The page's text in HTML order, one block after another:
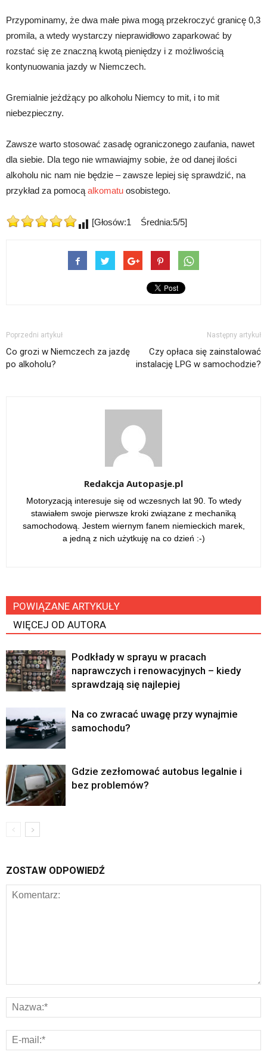
Przypominamy, że dwa małe piwa mogą przekroczyć granicę 0,3
promila, a wtedy wystarczy nieprawidłowo zaparkować by
rozstać się ze znaczną kwotą pieniędzy i z możliwością
kontynuowania jazdy w Niemczech.
Gremialnie jeżdżący po alkoholu Niemcy to mit, i to mit
niebezpieczny.
Zawsze warto stosować zasadę ograniczonego zaufania, nawet
dla siebie. Dla tego nie wmawiajmy sobie, że od danej ilości
alkoholu nic nam nie będzie – zawsze lepiej się sprawdzić, na
przykład za pomocą alkomatu osobistego.
[Głosów:1 Średnia:5/5]
Poprzedni artykuł
Co grozi w Niemczech za jazdę
po alkoholu?
Następny artykuł
Czy opłaca się zainstalować
instalację LPG w samochodzie?
Redakcja Autopasje.pl
Motoryzacją interesuje się od wczesnych lat 90. To wtedy
stawiałem swoje pierwsze kroki związane z mechaniką
samochodową. Jestem wiernym fanem niemieckich marek,
a jedną z nich użytkuję na co dzień :-)
POWIĄZANE ARTYKUŁY
WIĘCEJ OD AUTORA
Podkłady w sprayu w pracach
naprawczych i renowacyjnych – kiedy
sprawdzają się najlepiej
Na co zwracać uwagę przy wynajmie
samochodu?
Gdzie zezłomować autobus legalnie i
bez problemów?
ZOSTAW ODPOWIEDŹ